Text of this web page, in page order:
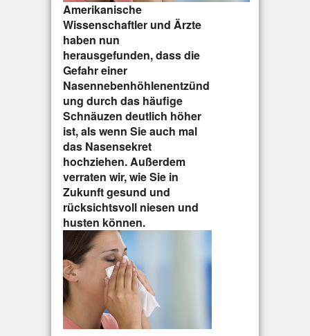
Amerikanische
Wissenschaftler und Ärzte
haben nun
herausgefunden, dass die
Gefahr einer
Nasennebenhöhlenentzünd
ung durch das häufige
Schnäuzen deutlich höher
ist, als wenn Sie auch mal
das Nasensekret
hochziehen. Außerdem
verraten wir, wie Sie in
Zukunft gesund und
rücksichtsvoll niesen und
husten können.